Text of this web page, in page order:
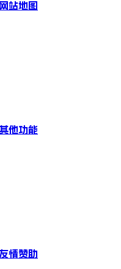
网站地图
其他功能
情赞助